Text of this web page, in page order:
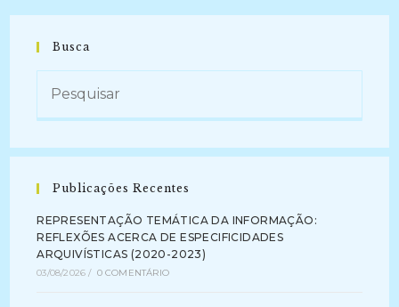
Organização,
Ao
Do
Diretoria
Administração
De
Da
Universidade
Federal
Do
Rio
Grande
Busca
Publicações Recentes
REPRESENTAÇÃO TEMÁTICA DA INFORMAÇÃO:
REFLEXÕES ACERCA DE ESPECIFICIDADES
ARQUIVÍSTICAS (2020-2023)
03/08/2026 / 0 COMENTÁRIO